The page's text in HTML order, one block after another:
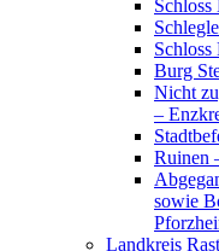
Schloss
Schloss
Burg
Nicht
–
Ruinen
sowie
Landkreis